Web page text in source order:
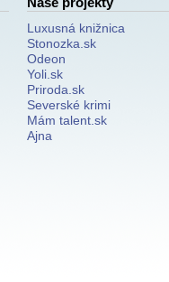
Luxusná knižnica
Stonozka.sk
Odeon
Yoli.sk
Priroda.sk
Severské krimi
Mám talent.sk
Ajna